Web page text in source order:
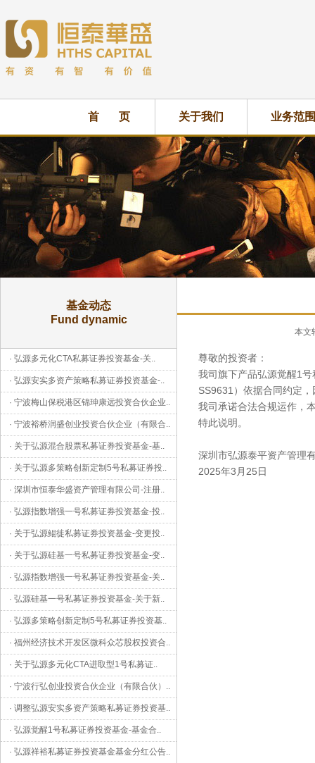
首 页 关于我们 业务范围
基金动态
Fund dynamic
· 弘源多元化CTA私募证券投资基金-关..
· 弘源安实多资产策略私募证券投资基金-..
· 宁波梅山保税港区锦珅康远投资合伙企业..
· 宁波裕桥润盛创业投资合伙企业（有限合..
· 关于弘源混合股票私募证券投资基金-基..
· 关于弘源多策略创新定制5号私募证券投..
· 深圳市恒泰华盛资产管理有限公司-注册..
· 弘源指数增强一号私募证券投资基金-投..
· 关于弘源鲲徙私募证券投资基金-变更投..
· 关于弘源硅基一号私募证券投资基金-变..
· 弘源指数增强一号私募证券投资基金-关..
· 弘源硅基一号私募证券投资基金-关于新..
· 弘源多策略创新定制5号私募证券投资基..
· 福州经济技术开发区微科众芯股权投资合..
· 关于弘源多元化CTA进取型1号私募证..
· 宁波行弘创业投资合伙企业（有限合伙） ..
· 调整弘源安实多资产策略私募证券投资基..
· 弘源觉醒1号私募证券投资基金-基金合..
· 弘源祥裕私募证券投资基金基金分红公告..
本文
尊敬的投资者：
我司旗下产品弘源觉醒1
SS9631）依据合同约定
我司承诺合法合规运作，
特此说明。
深圳市弘源泰平资产管理
2025年3月25日